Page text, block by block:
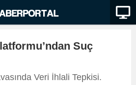
Suç
Veri İhlali Tepkisi.